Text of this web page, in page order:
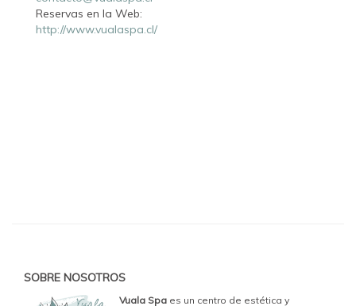
Reservas en la Web:
http://www.vualaspa.cl/
SOBRE NOSOTROS
Vuala Spa es un centro de estética y